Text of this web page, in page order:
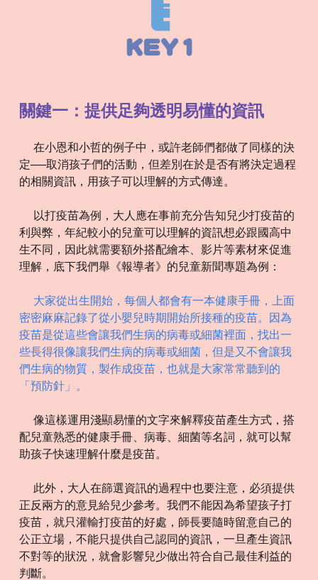
關鍵一：提供足夠透明易懂的資訊
在小恩和小哲的例子中，或許老師們都做了同樣的決
定──取消孩子們的活動，但差別在於是否有將決定過程
的相關資訊，用孩子可以理解的方式傳達。
以打疫苗為例，大人應在事前充分告知兒少打疫苗的
利與弊，年紀較小的兒童可以理解的資訊想必跟國高中
生不同，因此就需要額外搭配繪本、影片等素材來促進
理解，底下我們舉《報導者》的兒童新聞專題為例：
大家從出生開始，每個人都會有一本健康手冊，上面
密密麻麻記錄了從小嬰兒時期開始所接種的疫苗。因為
疫苗是從這些會讓我們生病的病毒或細菌裡面，找出一
些長得很像讓我們生病的病毒或細菌，但是又不會讓我
們生病的物質，製作成疫苗，也就是大家常常聽到的
「預防針」。
像這樣運用淺顯易懂的文字來解釋疫苗產生方式，搭
配兒童熟悉的健康手冊、病毒、細菌等名詞，就可以幫
助孩子快速理解什麼是疫苗。
此外，大人在篩選資訊的過程中也要注意，必須提供
正反兩方的意見給兒少參考。我們不能因為希望孩子打
疫苗，就只灌輸打疫苗的好處，師長要隨時留意自己的
公正立場，不能只提供自己認同的資訊，一旦產生資訊
不對等的狀況，就會影響兒少做出符合自己最佳利益的
判斷。